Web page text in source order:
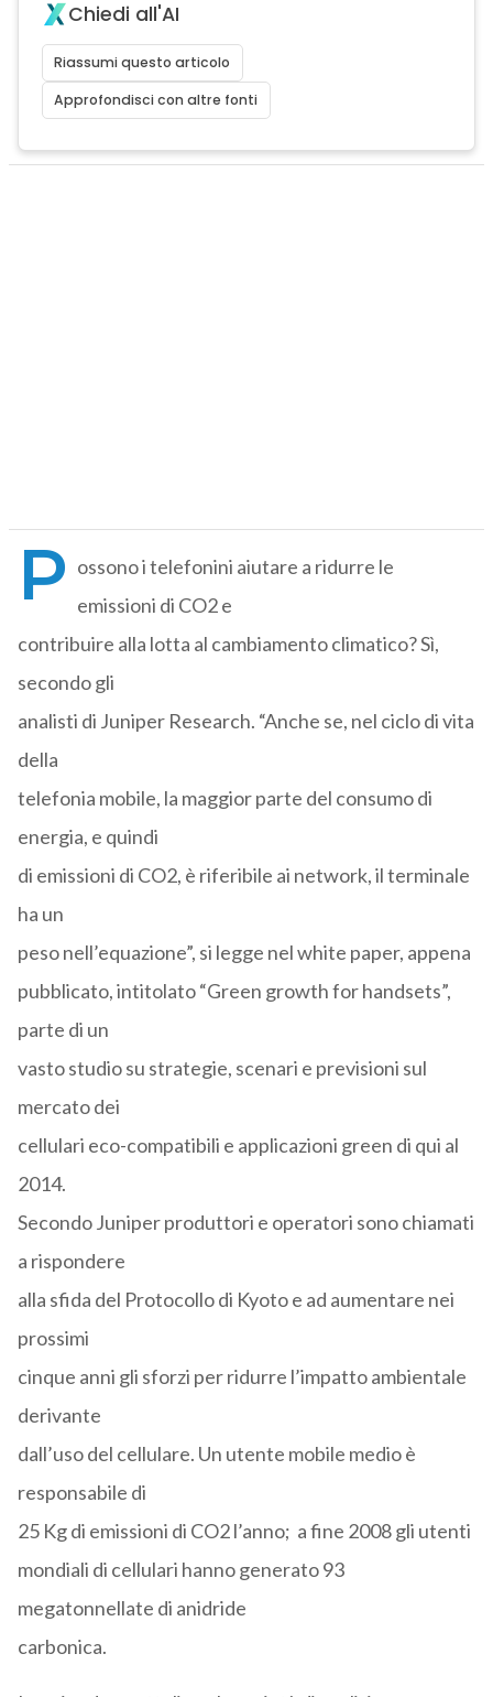
Chiedi all'AI
Riassumi questo articolo
Approfondisci con altre fonti
P ossono i telefonini aiutare a ridurre le
emissioni di CO2 e
contribuire alla lotta al cambiamento climatico? Sì,
secondo gli
analisti di Juniper Research. “Anche se, nel ciclo di vita
della
telefonia mobile, la maggior parte del consumo di
energia, e quindi
di emissioni di CO2, è riferibile ai network, il terminale
ha un
peso nell’equazione”, si legge nel white paper, appena
pubblicato, intitolato “Green growth for handsets”,
parte di un
vasto studio su strategie, scenari e previsioni sul
mercato dei
cellulari eco-compatibili e applicazioni green di qui al
2014.
Secondo Juniper produttori e operatori sono chiamati
a rispondere
alla sfida del Protocollo di Kyoto e ad aumentare nei
prossimi
cinque anni gli sforzi per ridurre l’impatto ambientale
derivante
dall’uso del cellulare. Un utente mobile medio è
responsabile di
25 Kg di emissioni di CO2 l’anno; a fine 2008 gli utenti
mondiali di cellulari hanno generato 93
megatonnellate di anidride
carbonica.